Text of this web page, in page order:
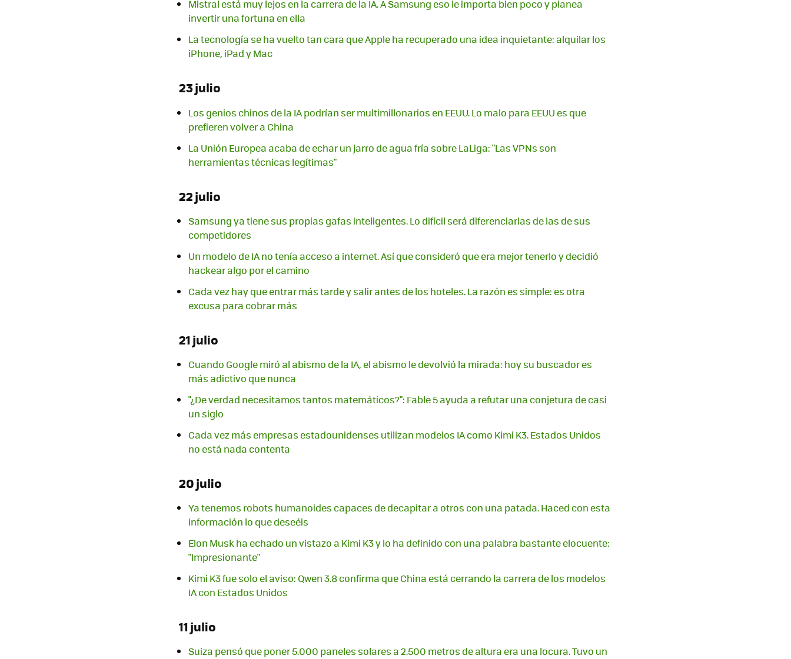
Mistral está muy lejos en la carrera de la IA. A Samsung eso le importa bien poco y planea
invertir una fortuna en ella
La tecnología se ha vuelto tan cara que Apple ha recuperado una idea inquietante: alquilar los
iPhone, iPad y Mac
23 julio
Los genios chinos de la IA podrían ser multimillonarios en EEUU. Lo malo para EEUU es que
prefieren volver a China
La Unión Europea acaba de echar un jarro de agua fría sobre LaLiga: "Las VPNs son
herramientas técnicas legítimas"
22 julio
Samsung ya tiene sus propias gafas inteligentes. Lo difícil será diferenciarlas de las de sus
competidores
Un modelo de IA no tenía acceso a internet. Así que consideró que era mejor tenerlo y decidió
hackear algo por el camino
Cada vez hay que entrar más tarde y salir antes de los hoteles. La razón es simple: es otra
excusa para cobrar más
21 julio
Cuando Google miró al abismo de la IA, el abismo le devolvió la mirada: hoy su buscador es
más adictivo que nunca
"¿De verdad necesitamos tantos matemáticos?": Fable 5 ayuda a refutar una conjetura de casi
un siglo
Cada vez más empresas estadounidenses utilizan modelos IA como Kimi K3. Estados Unidos
no está nada contenta
20 julio
Ya tenemos robots humanoides capaces de decapitar a otros con una patada. Haced con esta
información lo que deseéis
Elon Musk ha echado un vistazo a Kimi K3 y lo ha definido con una palabra bastante elocuente:
"Impresionante"
Kimi K3 fue solo el aviso: Qwen 3.8 confirma que China está cerrando la carrera de los modelos
IA con Estados Unidos
11 julio
Suiza pensó que poner 5.000 paneles solares a 2.500 metros de altura era una locura. Tuvo un